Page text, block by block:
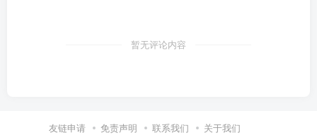
暂无评论内容
友链申请 免责声明 联系我们 关于我们